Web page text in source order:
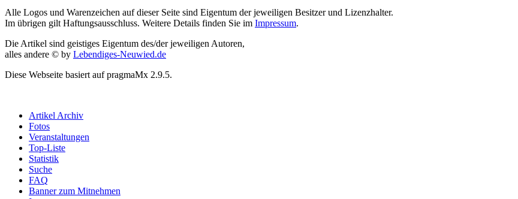
Alle Logos und Warenzeichen auf dieser Seite sind Eigentum der jeweiligen Besitzer und Lizenzhalter.
Im übrigen gilt Haftungsausschluss. Weitere Details finden Sie im Impressum.
Die Artikel sind geistiges Eigentum des/der jeweiligen Autoren,
alles andere © by Lebendiges-Neuwied.de
Diese Webseite basiert auf pragmaMx 2.9.5.
Artikel Archiv
Fotos
Veranstaltungen
Top-Liste
Statistik
Suche
FAQ
Banner zum Mitnehmen